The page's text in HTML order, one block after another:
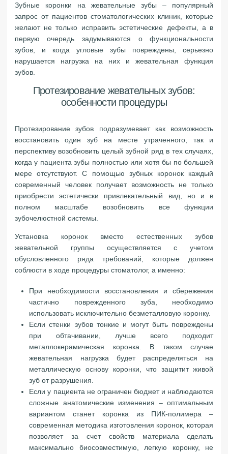
Зубные коронки на жевательные зубы – популярный
запрос от пациентов стоматологических клиник, которые
желают не только исправить эстетические дефекты, а в
первую очередь задумываются о функциональности
зубов, и когда угловые зубы повреждены, серьезно
нарушается нагрузка на них и жевательная функция
зубов.
Протезирование жевательных зубов:
особенности процедуры
Протезирование зубов подразумевает как возможность
восстановить один зуб на месте утраченного, так и
перспективу возобновить целый зубной ряд в тех случаях,
когда у пациента зубы полностью или хотя бы по большей
мере отсутствуют. С помощью зубных коронок каждый
современный человек получает возможность не только
приобрести эстетически привлекательный вид, но и в
полном масштабе возобновить все функции
зубочелюстной системы.
Установка коронок вместо естественных зубов
жевательной группы осуществляется с учетом
обусловленного ряда требований, которые должен
соблюсти в ходе процедуры стоматолог, а именно:
При необходимости восстановления и сбережения
частично поврежденного зуба, необходимо
использовать исключительно безметалловую коронку.
Если стенки зубов тонкие и могут быть повреждены
при обтачивании, лучше всего подходит
металлокерамическая коронка. В таком случае
жевательная нагрузка будет распределяться на
металлическую основу коронки, что защитит живой
зуб от разрушения.
Если у пациента не ограничен бюджет и наблюдаются
сложные анатомические изменения – оптимальным
вариантом станет коронка из ПИК-полимера –
современная методика изготовления коронок, которая
позволяет за счет свойств материала сделать
максимально биосовместимую, легкую коронку, не